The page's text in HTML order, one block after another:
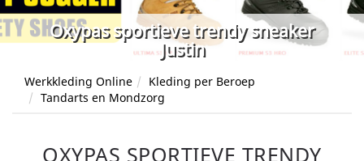
Oxypas sportieve trendy sneaker
Justin
Werkkleding Online
Kleding per Beroep
Tandarts en Mondzorg
OXYPAS SPORTIEVE TRENDY